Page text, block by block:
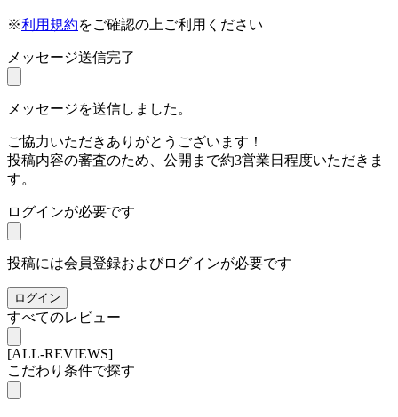
※利用規約をご確認の上ご利用ください
メッセージ送信完了
メッセージを送信しました。
ご協力いただきありがとうございます！
投稿内容の審査のため、公開まで約3営業日程度いただきま
す。
ログインが必要です
投稿には会員登録およびログインが必要です
ログイン
すべてのレビュー
[ALL-REVIEWS]
こだわり条件で探す